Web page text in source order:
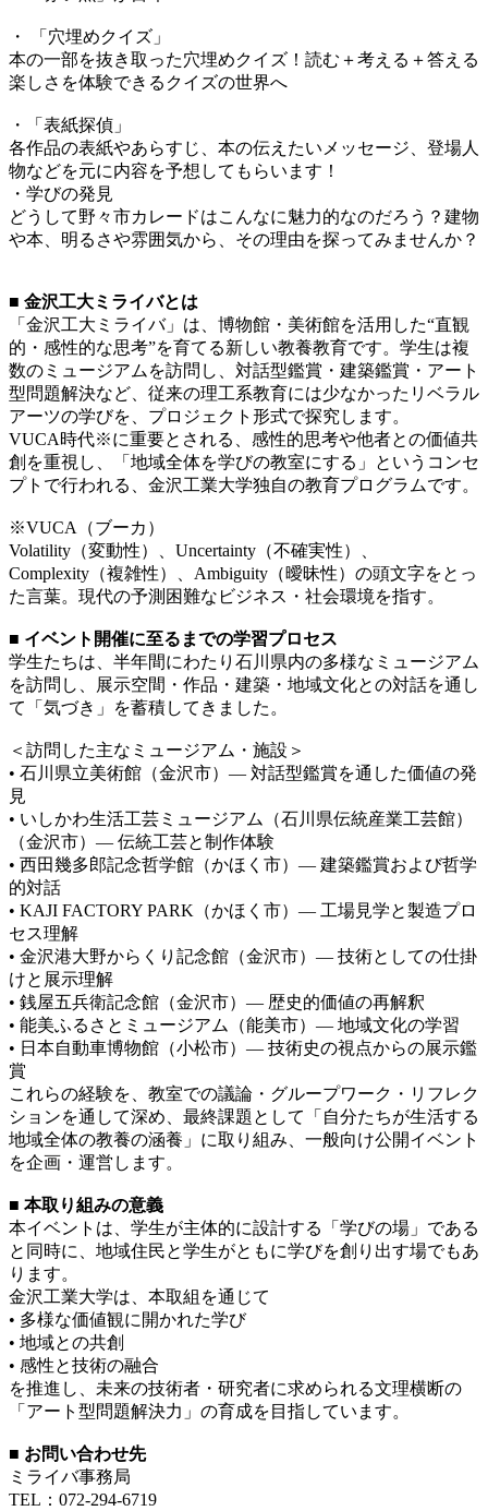
・ 「穴埋めクイズ」
本の一部を抜き取った穴埋めクイズ！読む＋考える＋答える
楽しさを体験できるクイズの世界へ
・「表紙探偵」
各作品の表紙やあらすじ、本の伝えたいメッセージ、登場人
物などを元に内容を予想してもらいます！
・学びの発見
どうして野々市カレードはこんなに魅力的なのだろう？建物
や本、明るさや雰囲気から、その理由を探ってみませんか？
■ 金沢工大ミライバとは
「金沢工大ミライバ」は、博物館・美術館を活用した“直観
的・感性的な思考”を育てる新しい教養教育です。学生は複
数のミュージアムを訪問し、対話型鑑賞・建築鑑賞・アート
型問題解決など、従来の理工系教育には少なかったリベラル
アーツの学びを、プロジェクト形式で探究します。
VUCA時代※に重要とされる、感性的思考や他者との価値共
創を重視し、「地域全体を学びの教室にする」というコンセ
プトで行われる、金沢工業大学独自の教育プログラムです。
※VUCA（ブーカ）
Volatility（変動性）、Uncertainty（不確実性）、
Complexity（複雑性）、Ambiguity（曖昧性）の頭文字をとっ
た言葉。現代の予測困難なビジネス・社会環境を指す。
■ イベント開催に至るまでの学習プロセス
学生たちは、半年間にわたり石川県内の多様なミュージアム
を訪問し、展示空間・作品・建築・地域文化との対話を通し
て「気づき」を蓄積してきました。
＜訪問した主なミュージアム・施設＞
• 石川県立美術館（金沢市）— 対話型鑑賞を通した価値の発
見
• いしかわ生活工芸ミュージアム（石川県伝統産業工芸館）
（金沢市）— 伝統工芸と制作体験
• 西田幾多郎記念哲学館（かほく市）— 建築鑑賞および哲学
的対話
• KAJI FACTORY PARK（かほく市）— 工場見学と製造プロ
セス理解
• 金沢港大野からくり記念館（金沢市）— 技術としての仕掛
けと展示理解
• 銭屋五兵衛記念館（金沢市）— 歴史的価値の再解釈
• 能美ふるさとミュージアム（能美市）— 地域文化の学習
• 日本自動車博物館（小松市）— 技術史の視点からの展示鑑
賞
これらの経験を、教室での議論・グループワーク・リフレク
ションを通して深め、最終課題として「自分たちが生活する
地域全体の教養の涵養」に取り組み、一般向け公開イベント
を企画・運営します。
■ 本取り組みの意義
本イベントは、学生が主体的に設計する「学びの場」である
と同時に、地域住民と学生がともに学びを創り出す場でもあ
ります。
金沢工業大学は、本取組を通じて
• 多様な価値観に開かれた学び
• 地域との共創
• 感性と技術の融合
を推進し、未来の技術者・研究者に求められる文理横断の
「アート型問題解決力」の育成を目指しています。
■ お問い合わせ先
ミライバ事務局
TEL：072-294-6719